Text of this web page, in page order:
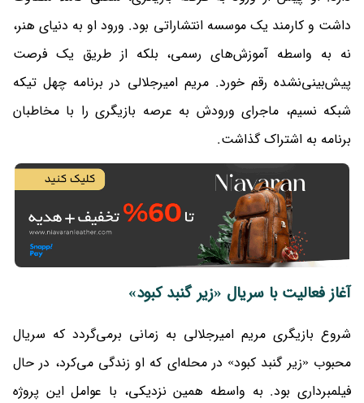
داشت و کارمند یک موسسه انتشاراتی بود. ورود او به دنیای هنر،
نه به واسطه آموزش‌های رسمی، بلکه از طریق یک فرصت
پیش‌بینی‌نشده رقم خورد. مریم امیرجلالی در برنامه چهل تیکه
شبکه نسیم، ماجرای ورودش به عرصه بازیگری را با مخاطبان
برنامه به اشتراک گذاشت.
آغاز فعالیت با سریال «زیر گنبد کبود»
شروع بازیگری مریم امیرجلالی به زمانی برمی‌گردد که سریال
محبوب «زیر گنبد کبود» در محله‌ای که او زندگی می‌کرد، در حال
فیلمبرداری بود. به واسطه همین نزدیکی، با عوامل این پروژه